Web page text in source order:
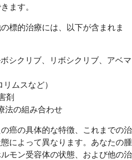
ます。
標的治療には、以下が含まれま
シクリブ、リボシクリブ、アベマ
ムスなど）
剤
法の組み合わせ
癌の具体的な特徴、これまでの治
によって異なります。あなたの腫
モン受容体の状態、および他の治